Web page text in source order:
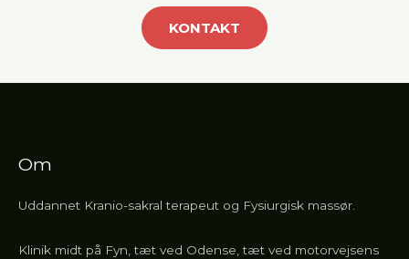
KONTAKT
Om
Uddannet Kranio-sakral terapeut og Fysiurgisk massør.
Klinik midt på Fyn, tæt ved Odense, tæt ved motorvejsens